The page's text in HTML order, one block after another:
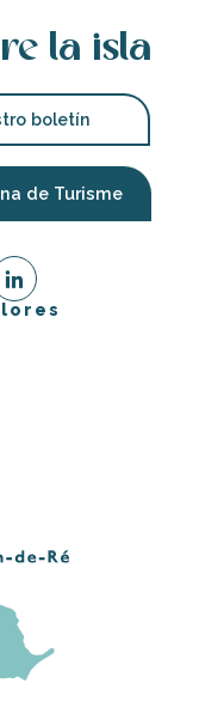
la isla
boletín
de Turisme